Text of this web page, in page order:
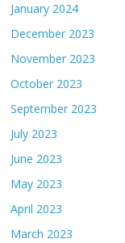
January 2024
December 2023
November 2023
October 2023
September 2023
July 2023
June 2023
May 2023
April 2023
March 2023